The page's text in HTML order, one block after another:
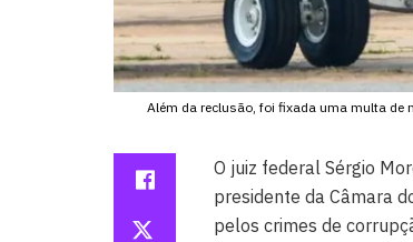
Além da reclusão, foi fixada uma multa de
O juiz federal Sérgio
presidente da Câmara
pelos crimes de